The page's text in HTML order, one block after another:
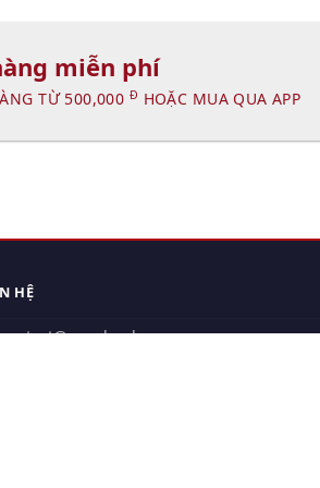
miễn phí
TỪ 500,000 Đ HOẶC MUA QUA APP
HỆ
contact@xuanhanh.vn